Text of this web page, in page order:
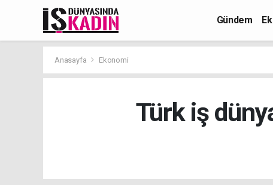
Gündem
Anasayfa Ekonomi
Türk iş